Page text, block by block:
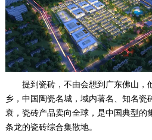
提到瓷砖，不由会想到广东佛山，
乡，中国陶瓷名城，域内著名、知名瓷
衰，瓷砖产品卖向全球，是中国典型的
条龙的瓷砖综合集散地。